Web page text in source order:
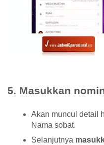
5. Masukkan
Akan muncul detail
Nama sobat.
Selanjutnya